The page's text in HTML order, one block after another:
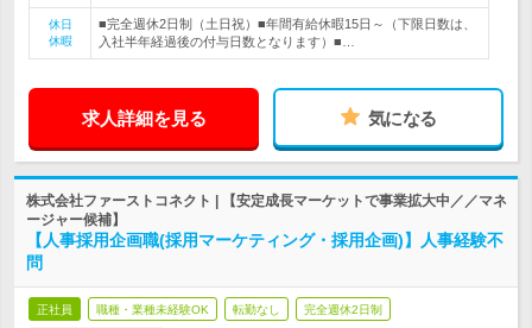
休日
休暇
■完全週休2日制（土日祝）■年間有給休暇15日～（下限日数は、
入社半年経過後の付与日数となります）■…
求人詳細を見る 気になる
株式会社ファーストコネクト | 【安定成長マーケットで事業拡大中／／マネ
ージャー候補】
【人事採用企画職(採用マーケティング・採用企画)】人事経験不
問
正社員 職種・業種未経験OK 転勤なし 完全週休2日制